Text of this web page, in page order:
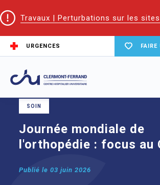
Travaux | Perturbations sur les sites
URGENCES FAIRE
Accueil Journée mondiale de l'orthopédie
SOIN
Journée mondiale de
l'orthopédie : focus au
Publié le03 juin 2026